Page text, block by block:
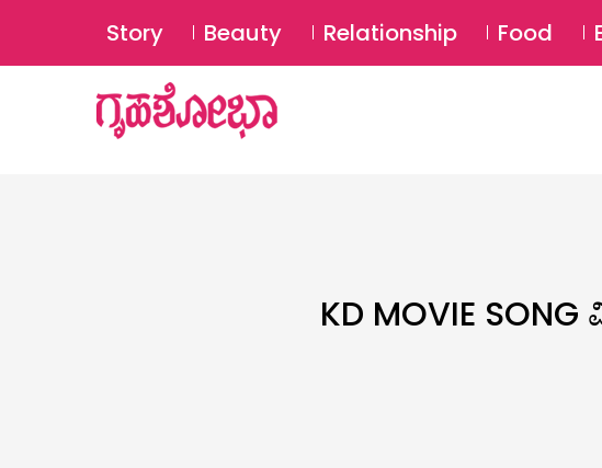
Story Beauty Relationship Food
KD MOVIE